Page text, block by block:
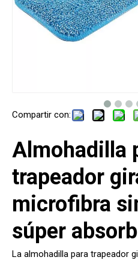
Compartir con:
Almohadilla
trapeador
microfibra
súper
La almohadilla para trapeador